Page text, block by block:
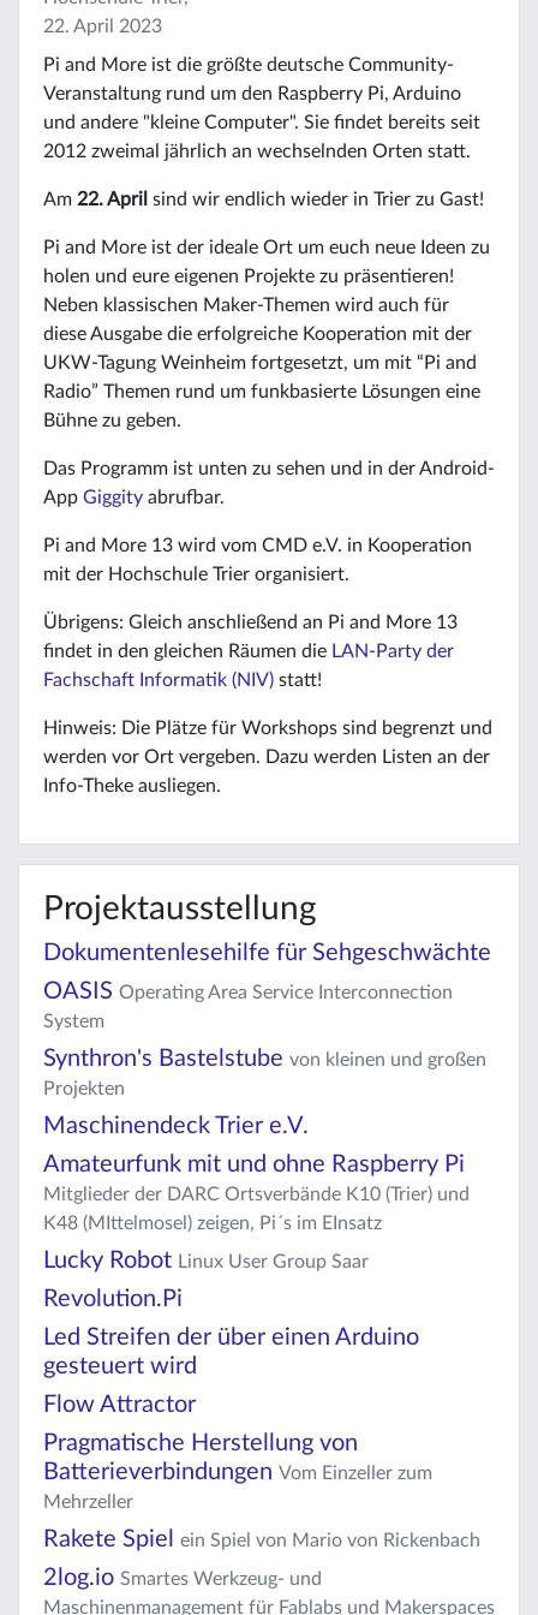
22. April 2023
Pi and More ist die größte deutsche Community-
Veranstaltung rund um den Raspberry Pi, Arduino
und andere "kleine Computer". Sie findet bereits seit
2012 zweimal jährlich an wechselnden Orten statt.
Am 22. April sind wir endlich wieder in Trier zu Gast!
Pi and More ist der ideale Ort um euch neue Ideen zu
holen und eure eigenen Projekte zu präsentieren!
Neben klassischen Maker-Themen wird auch für
diese Ausgabe die erfolgreiche Kooperation mit der
UKW-Tagung Weinheim fortgesetzt, um mit “Pi and
Radio” Themen rund um funkbasierte Lösungen eine
Bühne zu geben.
Das Programm ist unten zu sehen und in der Android-
App Giggity abrufbar.
Pi and More 13 wird vom CMD e.V. in Kooperation
mit der Hochschule Trier organisiert.
Übrigens: Gleich anschließend an Pi and More 13
findet in den gleichen Räumen die LAN-Party der
Fachschaft Informatik (NIV) statt!
Hinweis: Die Plätze für Workshops sind begrenzt und
werden vor Ort vergeben. Dazu werden Listen an der
Info-Theke ausliegen.
Projektausstellung
Dokumentenlesehilfe für Sehgeschwächte
OASIS Operating Area Service Interconnection
System
Synthron's Bastelstube von kleinen und großen
Projekten
Maschinendeck Trier e.V.
Amateurfunk mit und ohne Raspberry Pi
Mitglieder der DARC Ortsverbände K10 (Trier) und
K48 (MIttelmosel) zeigen, Pi´s im EInsatz
Lucky Robot Linux User Group Saar
Revolution.Pi
Led Streifen der über einen Arduino
gesteuert wird
Flow Attractor
Pragmatische Herstellung von
Batterieverbindungen Vom Einzeller zum
Mehrzeller
Rakete Spiel ein Spiel von Mario von Rickenbach
2log.io Smartes Werkzeug- und
Maschinenmanagement für Fablabs und Makerspaces